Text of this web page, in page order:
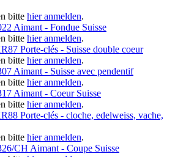
bitte hier anmelden.
Aimant - Fondue Suisse
bitte hier anmelden.
Porte-clés - Suisse double coeur
bitte hier anmelden.
Aimant - Suisse avec pendentif
bitte hier anmelden.
Aimant - Coeur Suisse
bitte hier anmelden.
Porte-clés - cloche, edelweiss, vache,
bitte hier anmelden.
Aimant - Coupe Suisse